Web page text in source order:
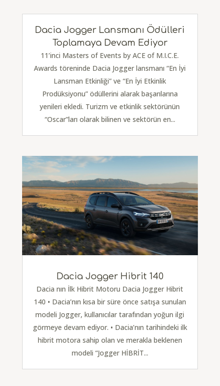
Dacia Jogger Lansmanı Ödülleri
Toplamaya Devam Ediyor
11’inci Masters of Events by ACE of M.I.C.E.
Awards töreninde Dacia Jogger lansmanı “En İyi
Lansman Etkinliği” ve “En İyi Etkinlik
Prodüksiyonu” ödüllerini alarak başarılarına
yenileri ekledi. Turizm ve etkinlik sektörünün
“Oscar”ları olarak bilinen ve sektörün en...
Dacia Jogger Hibrit 140
Dacia nın İlk Hibrit Motoru Dacia Jogger Hibrit
140 • Dacia’nın kısa bir süre önce satışa sunulan
modeli Jogger, kullanıcılar tarafından yoğun ilgi
görmeye devam ediyor. • Dacia’nın tarihindeki ilk
hibrit motora sahip olan ve merakla beklenen
modeli “Jogger HİBRİT...